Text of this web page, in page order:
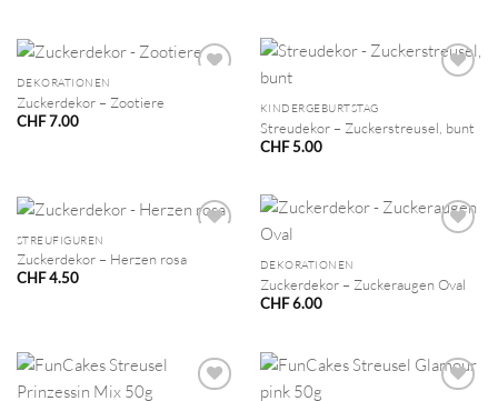
DEKORATIONEN
Zuckerdekor – Zootiere
CHF7.00
KINDERGEBURTSTAG
Streudekor – Zuckerstreusel, bunt
CHF5.00
STREUFIGUREN
Zuckerdekor – Herzen rosa
CHF4.50
DEKORATIONEN
Zuckerdekor – Zuckeraugen Oval
CHF6.00